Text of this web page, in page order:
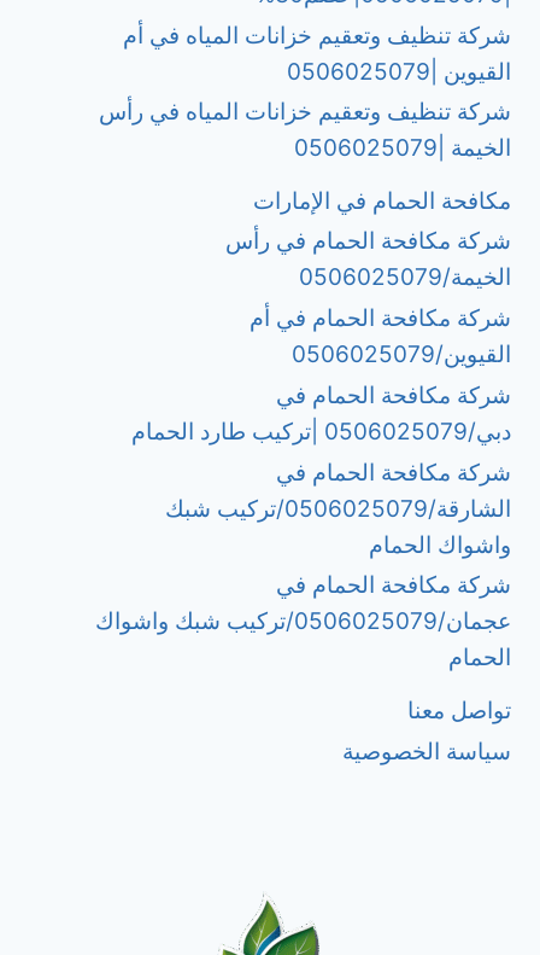
شركة تنظيف وتعقيم خزانات المياه في أم
القيوين |0506025079
شركة تنظيف وتعقيم خزانات المياه في رأس
الخيمة |0506025079
مكافحة الحمام في الإمارات
شركة مكافحة الحمام في رأس
الخيمة/0506025079
شركة مكافحة الحمام في أم
القيوين/0506025079
شركة مكافحة الحمام في
دبي/0506025079 |تركيب طارد الحمام
شركة مكافحة الحمام في
الشارقة/0506025079/تركيب شبك
واشواك الحمام
شركة مكافحة الحمام في
عجمان/0506025079/تركيب شبك واشواك
الحمام
تواصل معنا
سياسة الخصوصية